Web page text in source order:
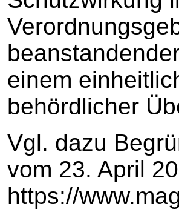
einem
behördlicher
Vgl. dazu
vom 23. April
https://